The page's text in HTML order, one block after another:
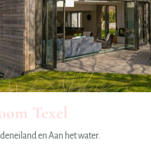
Texel
en Aan het water.